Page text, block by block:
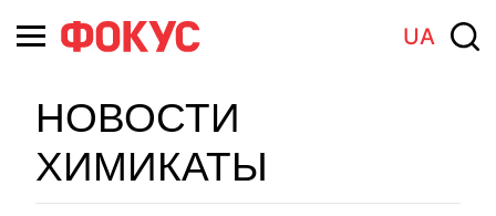
UA
НОВОСТИ
ХИМИКАТЫ